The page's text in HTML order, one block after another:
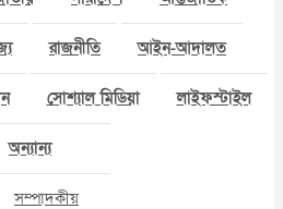
রাজনীতি আইন-আদালত
সোশ্যাল মিডিয়া লাইফস্টাইল
অন্যান্য
সম্পাদকীয়